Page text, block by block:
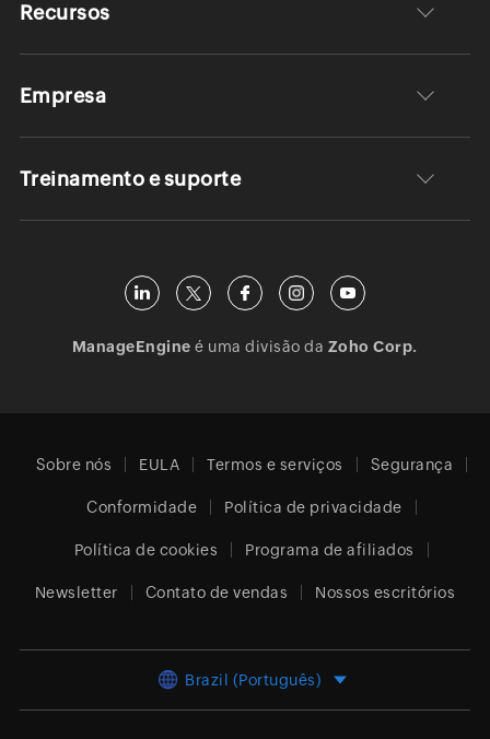
Recursos
Empresa
Treinamento e suporte
ManageEngine é uma divisão da Zoho Corp.
Sobre nós EULA Termos e serviços Segurança
Conformidade Política de privacidade
Política de cookies Programa de afiliados
Newsletter Contato de vendas Nossos escritórios
Brazil (Português)